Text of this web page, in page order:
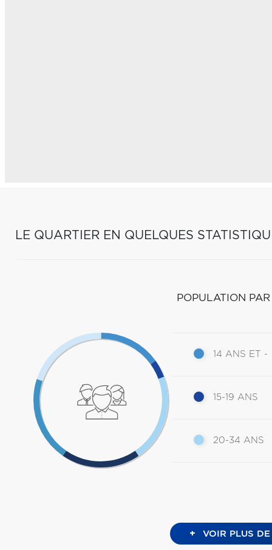
LE QUARTIER EN QUELQUES
POPULATION
14 ANS ET -
15-19 ANS
20-34 ANS
+ VOIR PLUS